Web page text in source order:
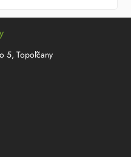
5, Topoľčany